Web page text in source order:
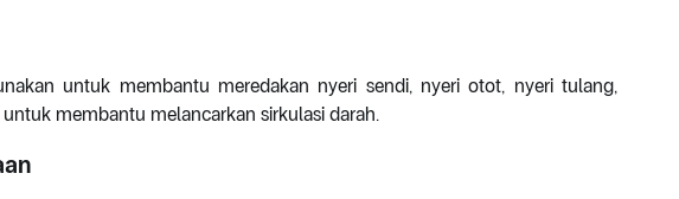
untuk membantu meredakan nyeri sendi, nyeri otot, nyeri tulang,
membantu melancarkan sirkulasi darah.